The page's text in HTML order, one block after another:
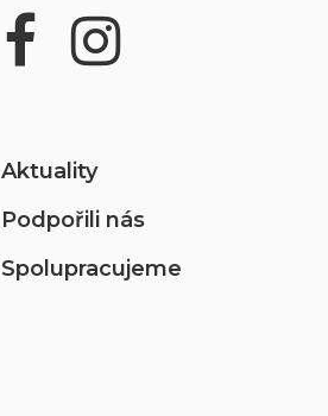
Aktuality
Podpořili nás
Spolupracujeme